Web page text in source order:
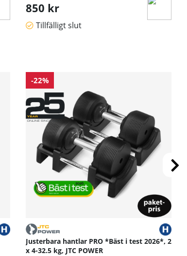
850 kr
Tillfälligt slut
-22%
Justerbara hantlar PRO *Bäst i test 2026*, 2
x 4-32.5 kg, JTC POWER